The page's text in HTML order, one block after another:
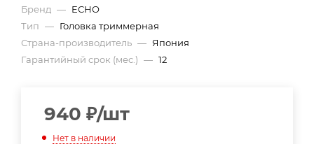
Бренд — ECHO
Тип — Головка триммерная
Страна-производитель — Япония
Гарантийный срок (мес.) — 12
940 ₽/шт
Нет в наличии